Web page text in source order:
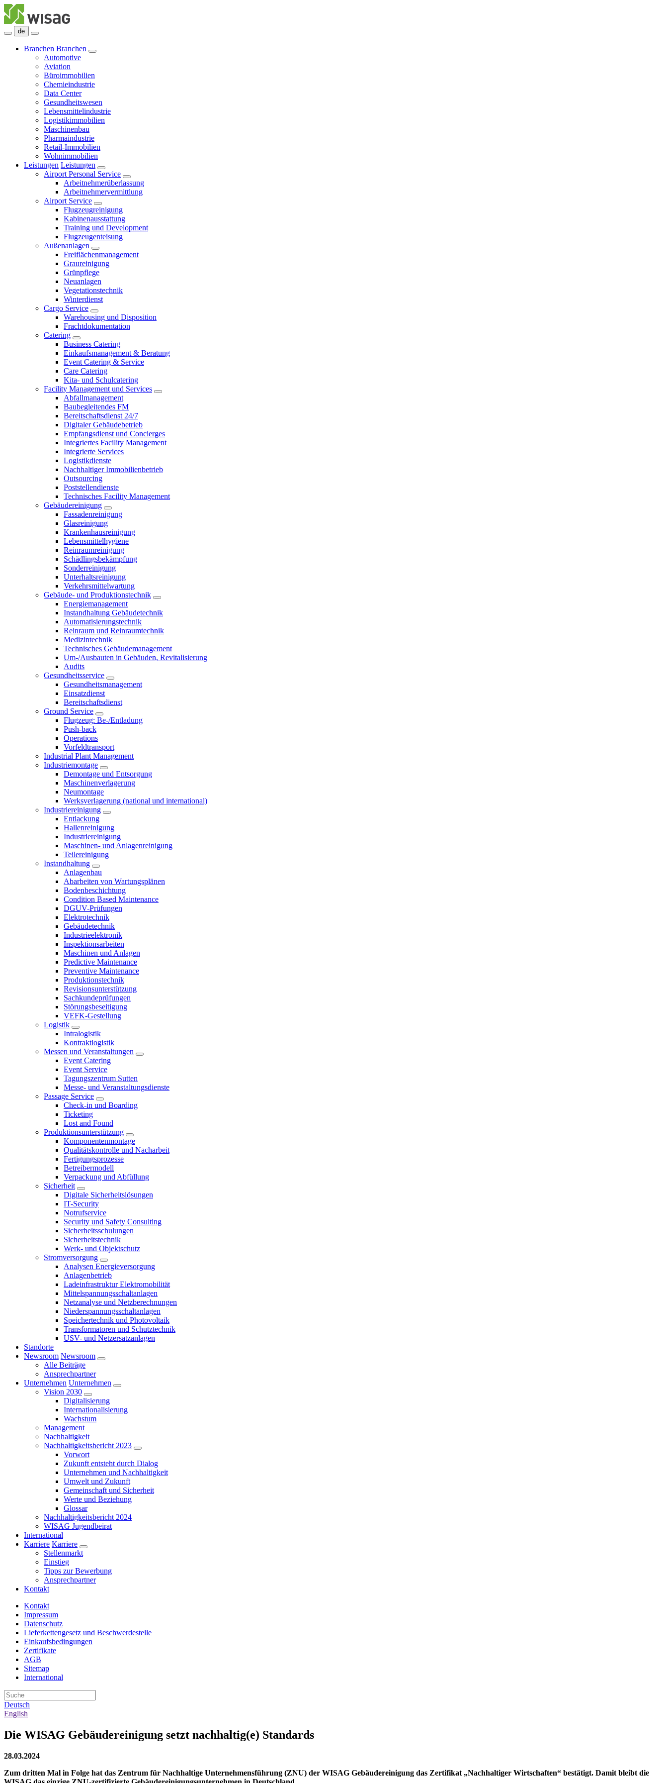
de
Branchen Branchen
Automotive
Aviation
Büroimmobilien
Chemieindustrie
Data Center
Gesundheitswesen
Lebensmittelindustrie
Logistikimmobilien
Maschinenbau
Pharmaindustrie
Retail-Immobilien
Wohnimmobilien
Leistungen Leistungen
Airport Personal Service
Arbeitnehmerüberlassung
Arbeitnehmervermittlung
Airport Service
Flugzeugreinigung
Kabinenausstattung
Training und Development
Flugzeugenteisung
Außenanlagen
Freiflächenmanagement
Graureinigung
Grünpflege
Neuanlagen
Vegetationstechnik
Winterdienst
Cargo Service
Warehousing und Disposition
Frachtdokumentation
Catering
Business Catering
Einkaufsmanagement & Beratung
Event Catering & Service
Care Catering
Kita- und Schulcatering
Facility Management und Services
Abfallmanagement
Baubegleitendes FM
Bereitschaftsdienst 24/7
Digitaler Gebäudebetrieb
Empfangsdienst und Concierges
Integriertes Facility Management
Integrierte Services
Logistikdienste
Nachhaltiger Immobilienbetrieb
Outsourcing
Poststellendienste
Technisches Facility Management
Gebäudereinigung
Fassadenreinigung
Glasreinigung
Krankenhausreinigung
Lebensmittelhygiene
Reinraumreinigung
Schädlingsbekämpfung
Sonderreinigung
Unterhaltsreinigung
Verkehrsmittelwartung
Gebäude- und Produktionstechnik
Energiemanagement
Instandhaltung Gebäudetechnik
Automatisierungstechnik
Reinraum und Reinraumtechnik
Medizintechnik
Technisches Gebäudemanagement
Um-/Ausbauten in Gebäuden, Revitalisierung
Audits
Gesundheitsservice
Gesundheitsmanagement
Einsatzdienst
Bereitschaftsdienst
Ground Service
Flugzeug: Be-/Entladung
Push-back
Operations
Vorfeldtransport
Industrial Plant Management
Industriemontage
Demontage und Entsorgung
Maschinenverlagerung
Neumontage
Werksverlagerung (national und international)
Industriereinigung
Entlackung
Hallenreinigung
Industriereinigung
Maschinen- und Anlagenreinigung
Teilereinigung
Instandhaltung
Anlagenbau
Abarbeiten von Wartungsplänen
Bodenbeschichtung
Condition Based Maintenance
DGUV-Prüfungen
Elektrotechnik
Gebäudetechnik
Industrieelektronik
Inspektionsarbeiten
Maschinen und Anlagen
Predictive Maintenance
Preventive Maintenance
Produktionstechnik
Revisionsunterstützung
Sachkundeprüfungen
Störungsbeseitigung
VEFK-Gestellung
Logistik
Intralogistik
Kontraktlogistik
Messen und Veranstaltungen
Event Catering
Event Service
Tagungszentrum Sutten
Messe- und Veranstaltungsdienste
Passage Service
Check-in und Boarding
Ticketing
Lost and Found
Produktionsunterstützung
Komponentenmontage
Qualitätskontrolle und Nacharbeit
Fertigungsprozesse
Betreibermodell
Verpackung und Abfüllung
Sicherheit
Digitale Sicherheitslösungen
IT-Security
Notrufservice
Security und Safety Consulting
Sicherheitsschulungen
Sicherheitstechnik
Werk- und Objektschutz
Stromversorgung
Analysen Energieversorgung
Anlagenbetrieb
Ladeinfrastruktur Elektromobilität
Mittelspannungsschaltanlagen
Netzanalyse und Netzberechnungen
Niederspannungsschaltanlagen
Speichertechnik und Photovoltaik
Transformatoren und Schutztechnik
USV- und Netzersatzanlagen
Standorte
Newsroom Newsroom
Alle Beiträge
Ansprechpartner
Unternehmen Unternehmen
Vision 2030
Digitalisierung
Internationalisierung
Wachstum
Management
Nachhaltigkeit
Nachhaltigkeitsbericht 2023
Vorwort
Zukunft entsteht durch Dialog
Unternehmen und Nachhaltigkeit
Umwelt und Zukunft
Gemeinschaft und Sicherheit
Werte und Beziehung
Glossar
Nachhaltigkeitsbericht 2024
WISAG Jugendbeirat
International
Karriere Karriere
Stellenmarkt
Einstieg
Tipps zur Bewerbung
Ansprechpartner
Kontakt
Kontakt
Impressum
Datenschutz
Lieferkettengesetz und Beschwerdestelle
Einkaufsbedingungen
Zertifikate
AGB
Sitemap
International
Deutsch
English
Die WISAG Gebäudereinigung setzt nachhaltig(e) Standards
28.03.2024
Zum dritten Mal in Folge hat das Zentrum für Nachhaltige Unternehmensführung (ZNU) der WISAG Gebäudereinigung das Zertifikat „Nachhaltiger Wirtschaften“ bestätigt. Damit bleibt die